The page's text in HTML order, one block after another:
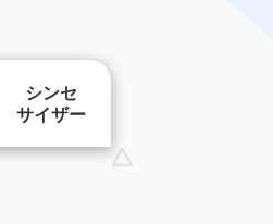
シンセ
サイザー